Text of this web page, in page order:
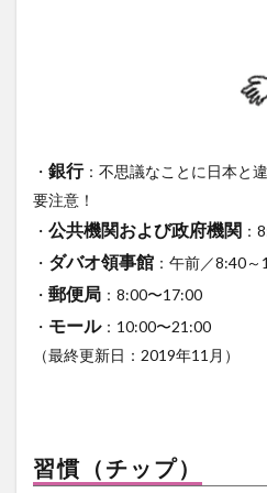
・ 銀行：不思議なことに日本と
要注意！
・ 公共機関および政府機関 ：
・ ダバオ領事館 ：午前／8:40
・ 郵便局 ：8:00〜17:00
・ モール：10:00〜21:00
（最終更新日：2019年11月）
習慣（チップ）